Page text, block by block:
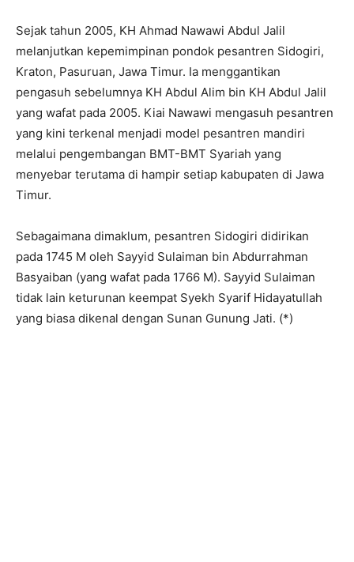
Sejak tahun 2005, KH Ahmad Nawawi Abdul Jalil
melanjutkan kepemimpinan pondok pesantren Sidogiri,
Kraton, Pasuruan, Jawa Timur. Ia menggantikan
pengasuh sebelumnya KH Abdul Alim bin KH Abdul Jalil
yang wafat pada 2005. Kiai Nawawi mengasuh pesantren
yang kini terkenal menjadi model pesantren mandiri
melalui pengembangan BMT-BMT Syariah yang
menyebar terutama di hampir setiap kabupaten di Jawa
Timur.
Sebagaimana dimaklum, pesantren Sidogiri didirikan
pada 1745 M oleh Sayyid Sulaiman bin Abdurrahman
Basyaiban (yang wafat pada 1766 M). Sayyid Sulaiman
tidak lain keturunan keempat Syekh Syarif Hidayatullah
yang biasa dikenal dengan Sunan Gunung Jati. (*)